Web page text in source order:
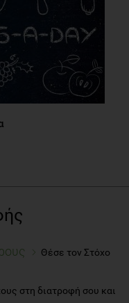
Θέσε τον Στόχο
στη διατροφή σου και